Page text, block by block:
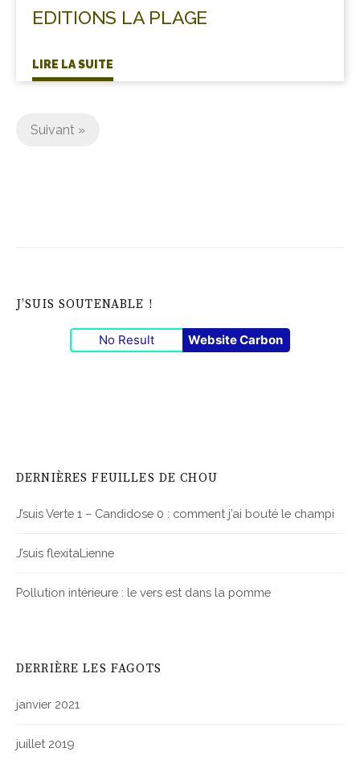
EDITIONS LA PLAGE
LIRE LA SUITE
Pagination
Suivant »
J’SUIS SOUTENABLE !
No Result Website Carbon
DERNIÈRES FEUILLES DE CHOU
J’suis Verte 1 – Candidose 0 : comment j’ai bouté le champi
J’suis flexitaLienne
Pollution intérieure : le vers est dans la pomme
DERRIÈRE LES FAGOTS
janvier 2021
juillet 2019